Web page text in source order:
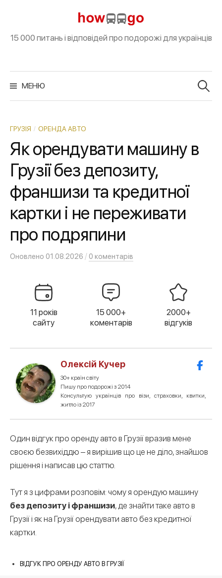
i
o
c
o
t
e
n
15 000 питань і відповідей про подорожі для українців
МЕНЮ о
ш
ГРУЗІЯ / ОРЕНДА АВТО
Як орендувати машину в
Грузії без депозиту,
франшизи та кредитної
картки і не переживати
про подряпини
Оновлено 01.08.2026 / 0 коментарів
11 років
сайту
15 000+
коментарів
2000+
відгуків
Олексій Кучер
30+ країн світу
Пишу про подорожі з 2014
Консультую українців про візи, страховки, квитки,
житло із 2017
Один відгук про оренду авто в Грузії вразив мене
своєю безвихіддю – я вирішив що це не діло, знайшов
рішення і написав цю статтю.
Тут я з цифрами розповім: чому я орендую машину
без депозиту і франшизи, де знайти таке авто в
Грузії і як на Грузії орендувати авто без кредитної
картки.
ВІДГУК ПРО ОРЕНДУ АВТО В ГРУЗІЇ